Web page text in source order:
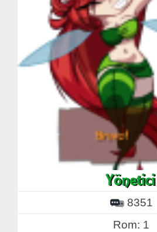
8351
Rom: 1